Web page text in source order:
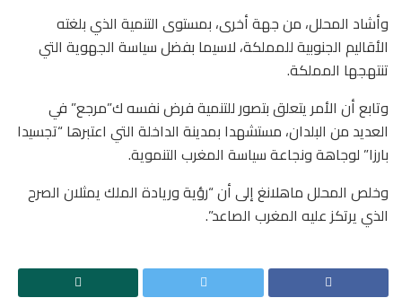
وأشاد المحلل، من جهة أخرى، بمستوى التنمية الذي بلغته
الأقاليم الجنوبية للمملكة، لاسيما بفضل سياسة الجهوية التي
تنتهجها المملكة.
وتابع أن الأمر يتعلق بتصور للتنمية فرض نفسه ك”مرجع” في
العديد من البلدان، مستشهدا بمدينة الداخلة التي اعتبرها “تجسيدا
بارزا” لوجاهة ونجاعة سياسة المغرب التنموية.
وخلص المحلل ماهلانغ إلى أن “رؤية وريادة الملك يمثلان الصرح
الذي يرتكز عليه المغرب الصاعد”.